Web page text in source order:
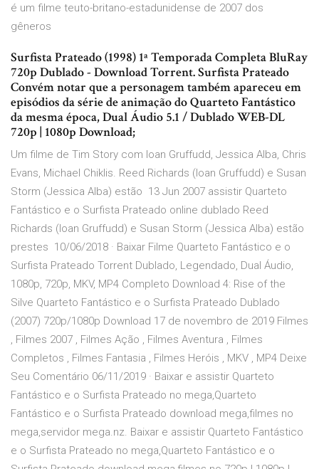
é um filme teuto-britano-estadunidense de 2007 dos
gêneros
Surfista Prateado (1998) 1ª Temporada Completa BluRay
720p Dublado - Download Torrent. Surfista Prateado
Convém notar que a personagem também apareceu em
episódios da série de animação do Quarteto Fantástico
da mesma época, Dual Áudio 5.1 / Dublado WEB-DL
720p | 1080p Download;
Um filme de Tim Story com Ioan Gruffudd, Jessica Alba, Chris
Evans, Michael Chiklis. Reed Richards (Ioan Gruffudd) e Susan
Storm (Jessica Alba) estão 13 Jun 2007 assistir Quarteto
Fantástico e o Surfista Prateado online dublado Reed
Richards (Ioan Gruffudd) e Susan Storm (Jessica Alba) estão
prestes 10/06/2018 · Baixar Filme Quarteto Fantástico e o
Surfista Prateado Torrent Dublado, Legendado, Dual Áudio,
1080p, 720p, MKV, MP4 Completo Download 4: Rise of the
Silve Quarteto Fantástico e o Surfista Prateado Dublado
(2007) 720p/1080p Download 17 de novembro de 2019 Filmes
, Filmes 2007 , Filmes Ação , Filmes Aventura , Filmes
Completos , Filmes Fantasia , Filmes Heróis , MKV , MP4 Deixe
Seu Comentário 06/11/2019 · Baixar e assistir Quarteto
Fantástico e o Surfista Prateado no mega,Quarteto
Fantástico e o Surfista Prateado download mega,filmes no
mega,servidor mega.nz. Baixar e assistir Quarteto Fantástico
e o Surfista Prateado no mega,Quarteto Fantástico e o